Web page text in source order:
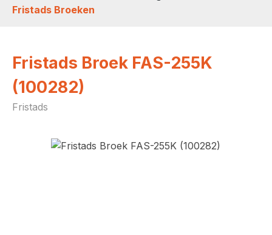
Fristads Broeken
Fristads Broek FAS-255K
(100282)
Fristads
Afbeeldingengalerij overslaan